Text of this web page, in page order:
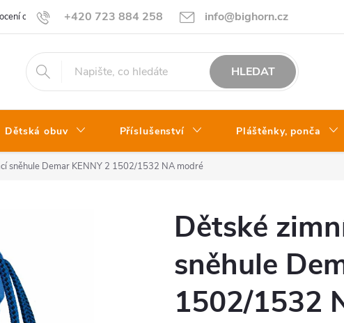
+420 723 884 258 info@bighorn.cz
obchodu Kontakt
HLEDAT
Dětská obuv Příslušenství Pláštěnky, ponča
sněhule Demar KENNY 2 1502/1532 NA modré
Dětské
sněhule
1502/1532